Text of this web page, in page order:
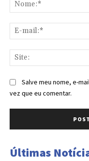
Salve meu nome, e-
vez que eu comentar.
Últimas